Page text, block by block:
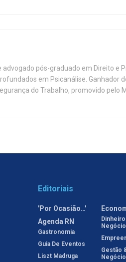
advogado pós-graduado em Direito e
em Psicanálise. Ganhador
do Trabalho, promovido pelo
Editoriais
'Por Ocasião…'
Agenda RN
Gastronomia
Guia De Eventos
Liszt Madruga
Gestão